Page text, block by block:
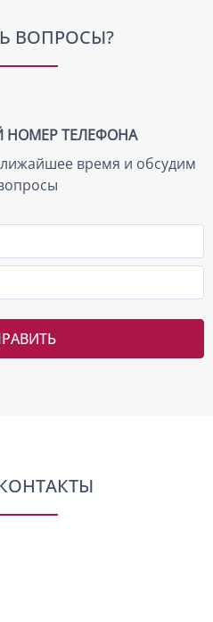
ВОПРОСЫ?
НОМЕР ТЕЛЕФОНА
время и обсудим